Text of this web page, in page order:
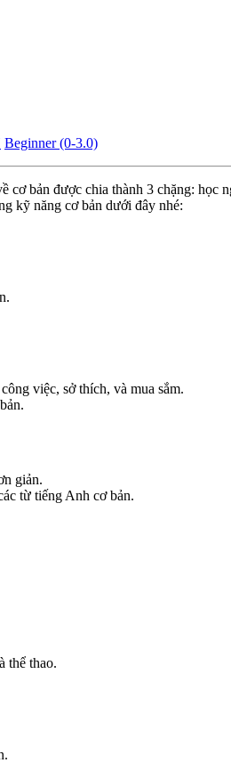
Beginner (0-3.0)
cơ bản được chia thành 3 chặng:
kỹ năng cơ bản dưới đây nhé:
việc, sở thích, và mua sắm.
giản.
từ tiếng Anh cơ bản.
thể thao.